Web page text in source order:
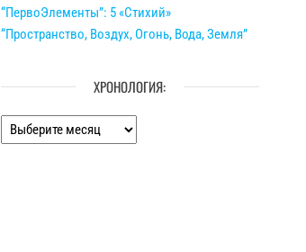
“ПервоЭлементы”: 5 «Стихий»
“Пространство, Воздух, Огонь, Вода, Земля”
ХРОНОЛОГИЯ:
Хронология: